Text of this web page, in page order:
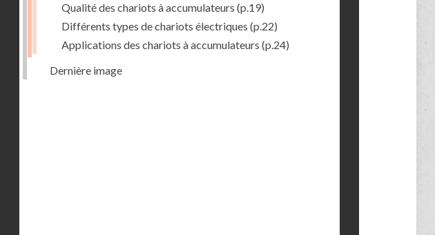
Qualité des chariots à accumulateurs (p.19)
Différents types de chariots électriques (p.22)
Applications des chariots à accumulateurs (p.24)
Dernière image